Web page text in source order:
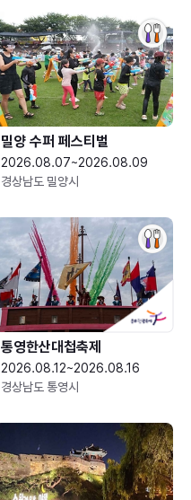
밀양 수퍼 페스티벌
2026.08.07~2026.08.09
경상남도 밀양시
통영한산대첩축제
2026.08.12~2026.08.16
경상남도 통영시